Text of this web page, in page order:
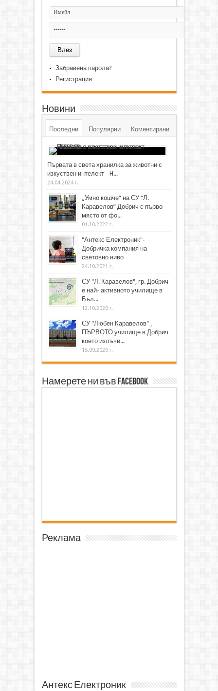
Забравена парола?
Регистрация
Новини
Последни Популярни Коментирани
Първата в света хранилка за животни с
изкуствен интелект - H...
24.04.2024 г.
„Умно кошче“ на СУ “Л.
Каравелов” Добрич с първо
място от фо...
01.10.2022 г.
"Антекс Електроник"-
Добричка компания на
световно ниво
24.10.2021 г.
СУ "Л. Каравелов", гр. Добрич
е най- активното училище в
Бъл...
12.10.2020 г.
СУ "Любен Каравелов" ,
ПЪРВОТО училище в Добрич
което излъчв...
15.09.2020 г.
Намерете ни във Facebook
Реклама
Антекс Електроник